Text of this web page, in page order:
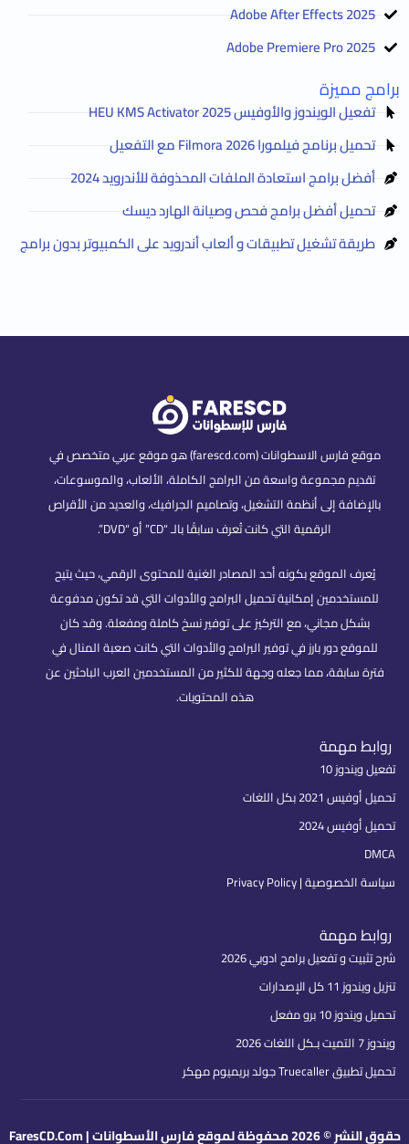
Adobe After Effects 2025
Adobe Premiere Pro 2025
برامج مميزة
تفعيل الويندوز والأوفيس HEU KMS Activator 2025
تحميل برنامج فيلمورا Filmora 2026 مع التفعيل
أفضل برامج استعادة الملفات المحذوفة للأندرويد 2024
تحميل أفضل برامج فحص وصيانة الهارد ديسك
طريقة تشغيل تطبيقات و ألعاب أندرويد على الكمبيوتر بدون برامج
موقع فارس الاسطوانات (farescd.com) هو موقع عربي متخصص في
تقديم مجموعة واسعة من البرامج الكاملة، الألعاب، والموسوعات،
بالإضافة إلى أنظمة التشغيل، وتصاميم الجرافيك، والعديد من الأقراص
الرقمية التي كانت تُعرف سابقًا بالـ “CD” أو “DVD”.
يُعرف الموقع بكونه أحد المصادر الغنية للمحتوى الرقمي، حيث يتيح
للمستخدمين إمكانية تحميل البرامج والأدوات التي قد تكون مدفوعة
بشكل مجاني، مع التركيز على توفير نسخ كاملة ومفعلة. وقد كان
للموقع دور بارز في توفير البرامج والأدوات التي كانت صعبة المنال في
فترة سابقة، مما جعله وجهة للكثير من المستخدمين العرب الباحثين عن
هذه المحتويات.
روابط مهمة
تفعيل ويندوز 10
تحميل أوفيس 2021 بكل اللغات
تحميل أوفيس 2024
DMCA
سياسة الخصوصية | Privacy Policy
روابط مهمة
شرح تثبيت و تفعيل برامج ادوبي 2026
تنزيل ويندوز 11 كل الإصدارات
تحميل ويندوز 10 برو مفعل
ويندوز 7 التميت بـكل اللغات 2026
تحميل تطبيق Truecaller جولد بريميوم مهكر
حقوق النشر © 2026 محفوظة لموقع فارس الأسطوانات | FaresCD.Com